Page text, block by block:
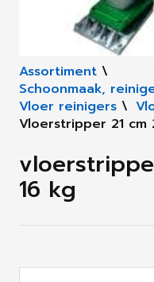
Assortiment \
Schoonmaak,
Vloer reinigers \
Vloerstripper 21 cm
16 kg